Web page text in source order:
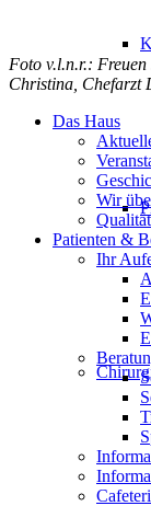
Foto v.l.n.r.: Freuen
Christina, Chefarzt
Das Haus
Wir
Patienten &
Ihr